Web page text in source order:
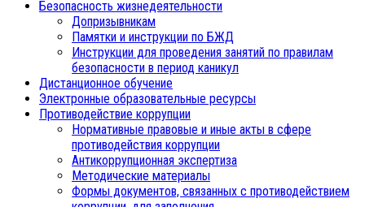
Безопасность жизнедеятельности
Допризывникам
Памятки и инструкции по БЖД
Инструкции для проведения занятий по правилам
безопасности в период каникул
Дистанционное обучение
Электронные образовательные ресурсы
Противодействие коррупции
Нормативные правовые и иные акты в сфере
противодействия коррупции
Антикоррупционная экспертиза
Методические материалы
Формы документов, связанных с противодействием